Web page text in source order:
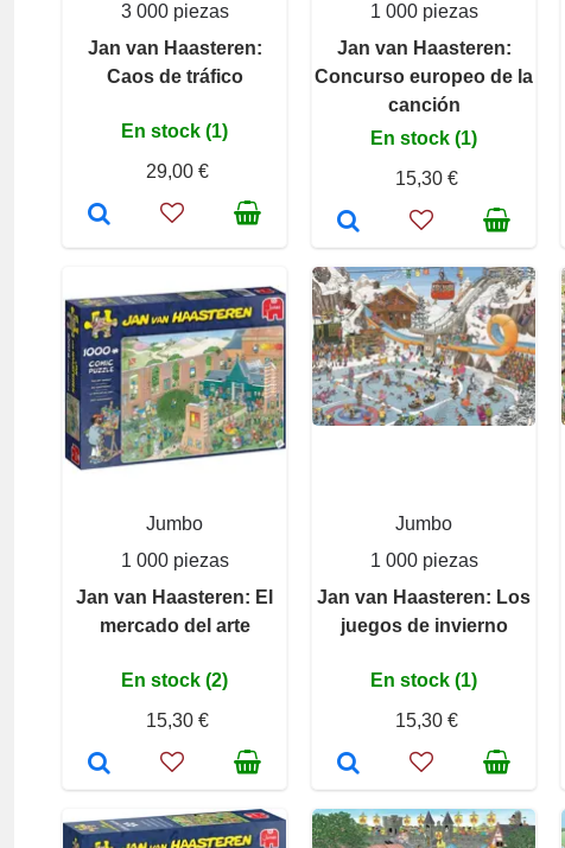
3 000 piezas
Jan van Haasteren:
Caos de tráfico
En stock (1)
29,00 €
1 000 piezas
Jan van Haasteren:
Concurso europeo de la
canción
En stock (1)
15,30 €
Jumbo
1 000 piezas
Jan van Haasteren: El
mercado del arte
En stock (2)
15,30 €
Jumbo
1 000 piezas
Jan van Haasteren: Los
juegos de invierno
En stock (1)
15,30 €